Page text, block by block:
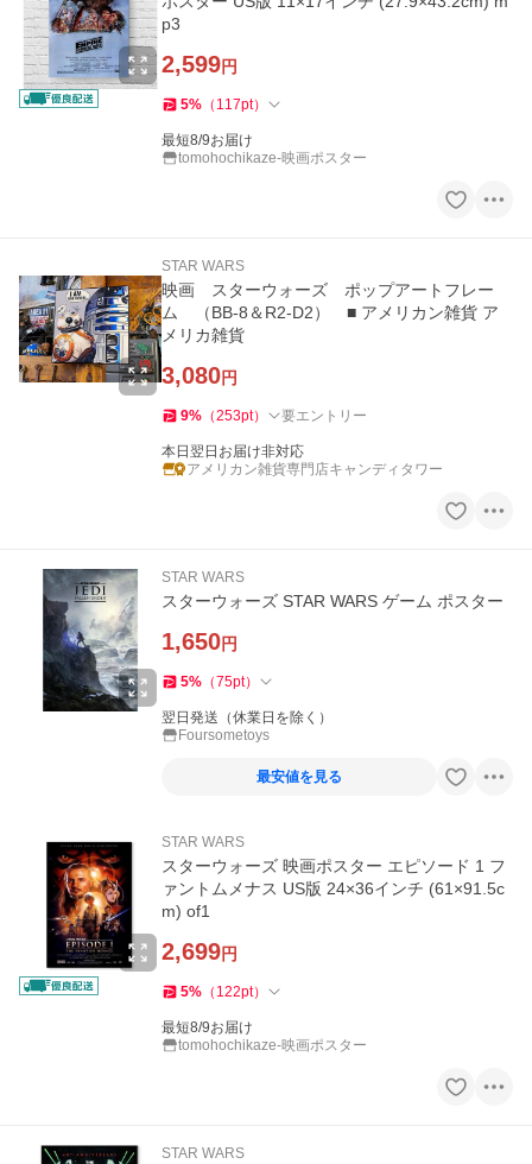
p3
2,599円
5% （ 117pt）
最短8/9お届け
tomohochikaze-映画ポスター
STAR WARS
映画 スターウォーズ ポップアートフレー
ム （BB-8＆R2-D2） ■ アメリカン雑貨 ア
メリカ雑貨
3,080円
9% （253pt） 要エントリー
本日翌日お届け非対応
アメリカン雑貨専門店キャンディタワー
STAR WARS
スターウォーズ STAR WARS ゲーム ポスター
1,650円
5% （75pt）
翌日発送（休業日を除く）
Foursometoys
最安値を見る
STAR WARS
スターウォーズ 映画ポスター エピソード 1 フ
ァントムメナス US版 24×36インチ (61×91.5c
m) of1
2,699円
5% （ 122pt）
最短8/9お届け
tomohochikaze-映画ポスター
STAR WARS